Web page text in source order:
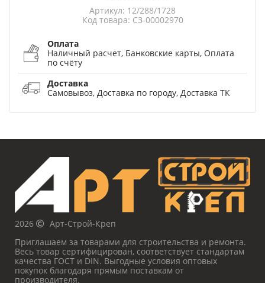
Артикул: 12/288/1728
Код товара: СЗ-00002970
Оплата
Наличный расчет, Банковские карты, Оплата
по счёту
Доставка
Самовывоз, Доставка по городу, Доставка ТК
2026
Арт-Строй-Креп
Приглашаем за товарами для строительства и ремонта.
Весь товар сертифицирован, соответствует стандартам
качества ГОСТ и DIN. Выгодные условия оптовых
покупок благодаря прямым поставкам от
производителя.